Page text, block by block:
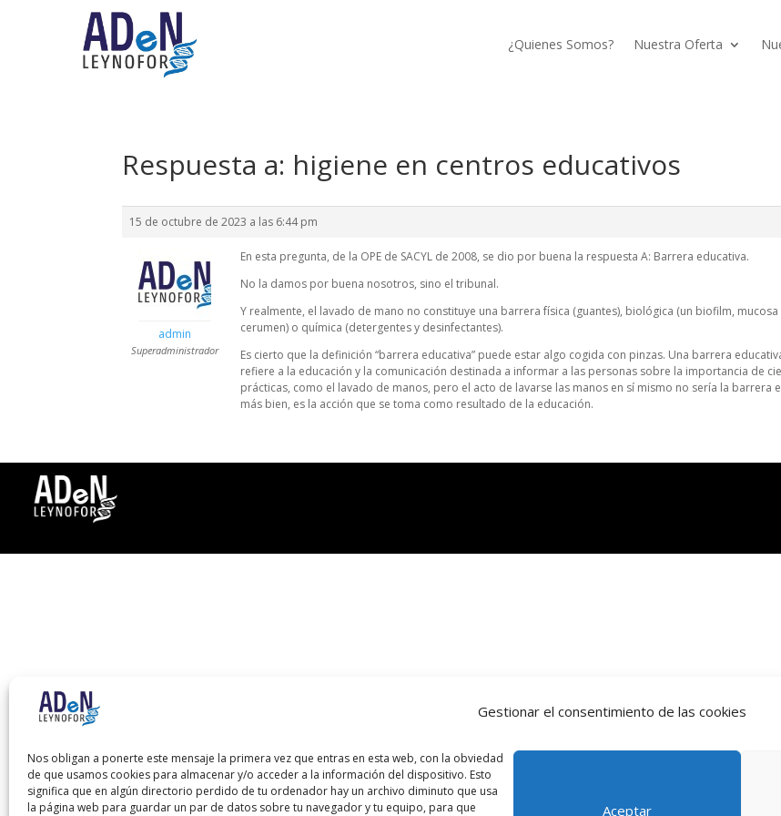
Gestionar el consentimiento de las cookies
Nos obligan a ponerte este mensaje la primera vez que entras en esta web, con la obviedad
de que usamos cookies para almacenar y/o acceder a la información del dispositivo. Esto
significa que en algún directorio perdido de tu ordenador hay un archivo diminuto que usa
la página web para guardar un par de datos sobre tu navegador y tu equipo, para que
Aceptar
¿Quienes Somos? Nuestra Oferta
Respuesta a: higiene en centros educativos
15 de octubre de 2023 a las 6:44 pm
admin
Superadministrador
En esta pregunta, de la OPE de SACYL de 2008, se dio por buena la respuesta A: Barrera educativa.
No la damos por buena nosotros, sino el tribunal.
Y realmente, el lavado de mano no constituye una barrera física (guantes), biológica (un biofilm, mucosa
cerumen) o química (detergentes y desinfectantes).
Es cierto que la definición “barrera educativa” puede estar algo cogida con pinzas. Una barrera
refiere a la educación y la comunicación destinada a informar a las personas sobre la importancia de
prácticas, como el lavado de manos, pero el acto de lavarse las manos en sí mismo no sería la barrera
más bien, es la acción que se toma como resultado de la educación.